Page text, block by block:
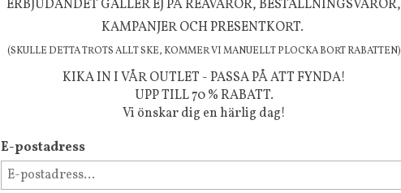
Missa inte våra nyheter, kampanjer och roliga happenings!
ERBJUDANDET GÄLLER EJ PÅ REAVAROR, BESTÄLLNINGSVAROR,
KAMPANJER OCH PRESENTKORT.
(SKULLE DETTA TROTS ALLT SKE, KOMMER VI MANUELLT PLOCKA BORT RABATTEN)
KIKA IN I VÅR OUTLET - PASSA PÅ ATT FYNDA!
UPP TILL 70 % RABATT.
Vi önskar dig en härlig dag!
E-postadress